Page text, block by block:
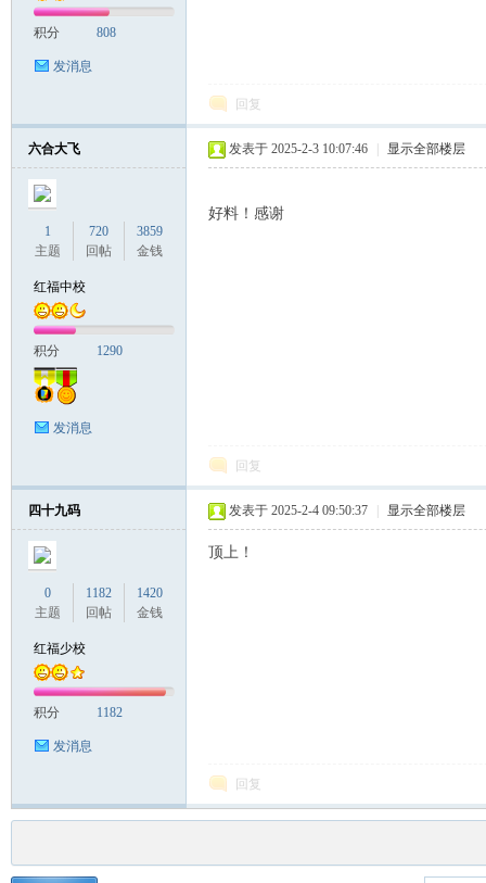
积分 808
发消息
回复
六合大飞
1
主题
720
回帖
3859
金钱
红福中校
积分 1290
发消息
发表于 2025-2-3 10:07:46 显示全部楼层
好料！感谢
回复
四十九码
0
主题
1182
回帖
1420
金钱
红福少校
积分 1182
发消息
发表于 2025-2-4 09:50:37 显示全部楼层
顶上！
回复